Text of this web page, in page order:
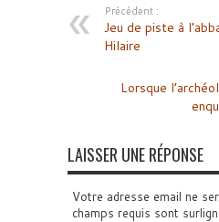
Précédent :
Jeu de piste à
Hilaire
Lorsque
LAISSER UNE RÉPONSE
Votre adresse email ne
champs requis sont